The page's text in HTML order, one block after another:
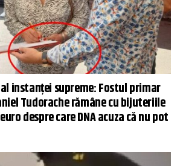
instanței supreme: Fostul primar
Tudorache rămâne cu bijuteriile
despre care DNA acuza că nu pot